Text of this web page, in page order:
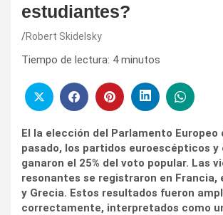
estudiantes?
Robert Skidelsky
Tiempo de lectura: 4 minutos
El la elección del Parlamento Europeo
pasado, los partidos euroescépticos
ganaron el 25% del voto popular. Las
resonantes se registraron en Francia,
y Grecia. Estos resultados fueron
correctamente, interpretados como